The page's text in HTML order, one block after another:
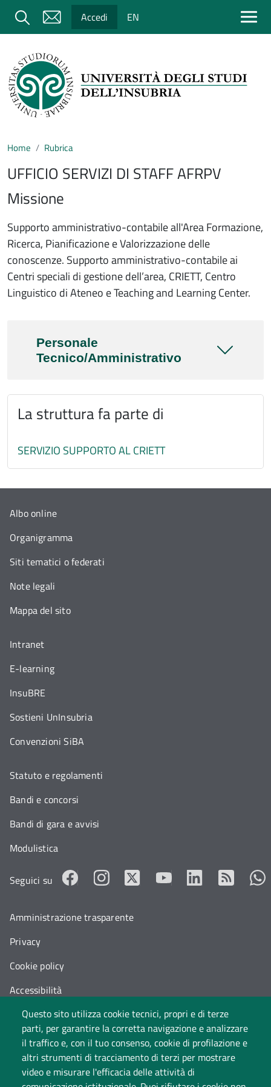
Salta al contenuto principale
Cerca Accedi EN
Home Rubrica
UFFICIO SERVIZI DI STAFF AFRPV
Missione
Supporto amministrativo-contabile all'Area Formazione,
Ricerca, Pianificazione e Valorizzazione delle
conoscenze. Supporto amministrativo-contabile ai
Centri speciali di gestione dell’area, CRIETT, Centro
Linguistico di Ateneo e Teaching and Learning Center.
Personale
Tecnico/Amministrativo
La struttura fa parte di
SERVIZIO SUPPORTO AL CRIETT
Questo sito utilizza cookie tecnici, propri e di terze
parti, per garantire la corretta navigazione e analizzare
il traffico e, con il tuo consenso, cookie di profilazione e
altri strumenti di tracciamento di terzi per mostrare
video e misurare l'efficacia delle attività di
Albo online
Organigramma
Siti tematici o federati
Note legali
Mappa del sito
Intranet
E-learning
InsuBRE
Sostieni UnInsubria
Convenzioni SiBA
Statuto e regolamenti
Bandi e concorsi
Bandi di gara e avvisi
Modulistica
Seguici su
Amministrazione trasparente
Privacy
Cookie policy
Accessibilità
Cambia idea sui cookie
Dati di monitoraggio